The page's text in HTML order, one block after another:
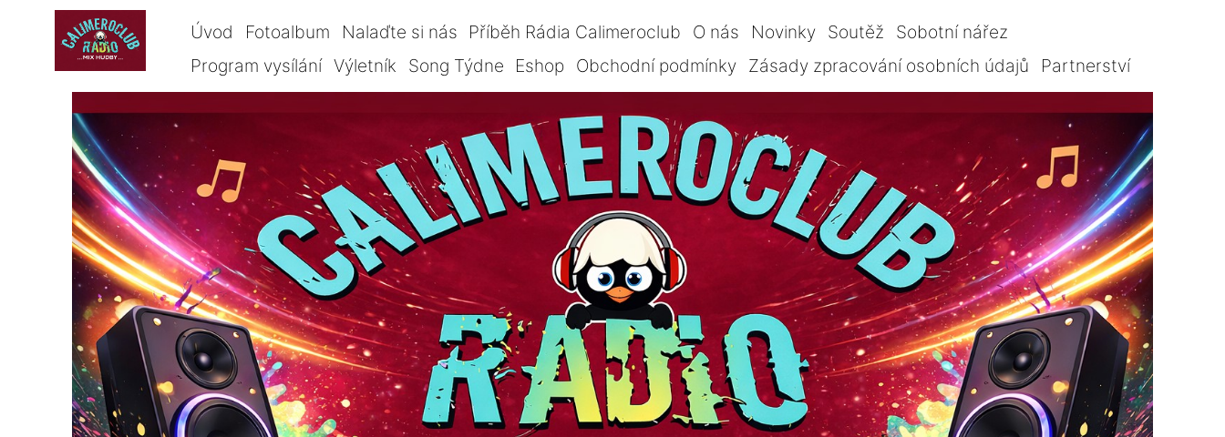
Úvod Fotoalbum Nalaďte si nás Příběh Rádia Calimeroclub O nás Novinky Soutěž
Sobotní nářez
Program vysílání Výletník Song Týdne Eshop Obchodní podmínky Zásady zpracování osobních údajů Partnerství